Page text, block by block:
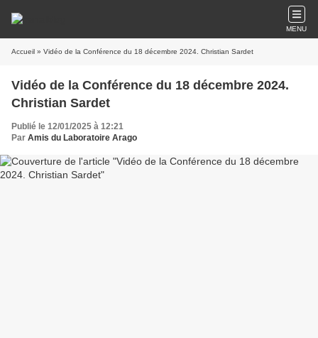
MENU
Accueil » Vidéo de la Conférence du 18 décembre 2024. Christian Sardet
Vidéo de la Conférence du 18 décembre 2024.
Christian Sardet
Publié le 12/01/2025 à 12:21
Par Amis du Laboratoire Arago